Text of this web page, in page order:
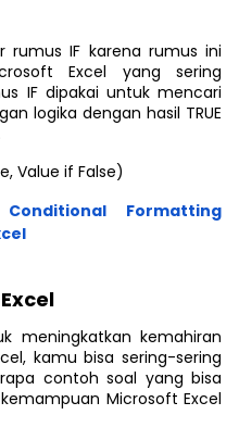
rumus IF karena rumus ini
Excel yang sering
IF dipakai untuk mencari
logika dengan hasil TRUE
Value if False)
Conditional Formatting
meningkatkan kemahiran
kamu bisa sering-sering
contoh soal yang bisa
Microsoft Excel